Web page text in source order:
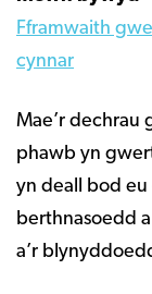
Fframwaith
cynnar
Mae’r dechrau
phawb yn
yn deall bod
berthnasoedd
a’r